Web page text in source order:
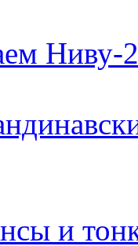
Ниву-
и